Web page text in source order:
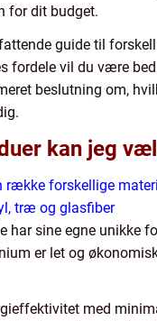
for dit budget.
guide til
fordele vil du være
beslutning om,
kan jeg
række forskellige
træ og glasfiber
har sine egne unikke
er let og
med